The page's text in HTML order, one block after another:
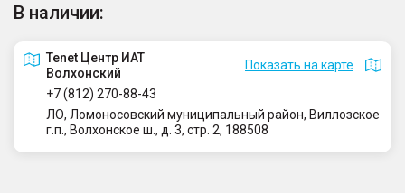
В наличии:
Tenet Центр ИАТ
Волхонский
Показать на карте
+7 (812) 270-88-43
ЛО, Ломоносовский муниципальный район, Виллозское
г.п., Волхонское ш., д. 3, стр. 2, 188508